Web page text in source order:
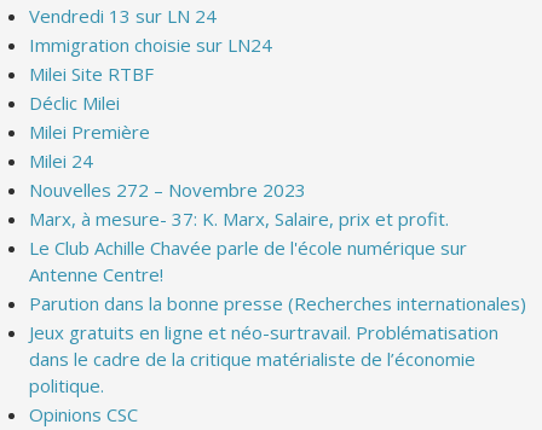
Vendredi 13 sur LN 24
Immigration choisie sur LN24
Milei Site RTBF
Déclic Milei
Milei Première
Milei 24
Nouvelles 272 – Novembre 2023
Marx, à mesure- 37: K. Marx, Salaire, prix et profit.
Le Club Achille Chavée parle de l'école numérique sur
Antenne Centre!
Parution dans la bonne presse (Recherches internationales)
Jeux gratuits en ligne et néo-surtravail. Problématisation
dans le cadre de la critique matérialiste de l’économie
politique.
Opinions CSC